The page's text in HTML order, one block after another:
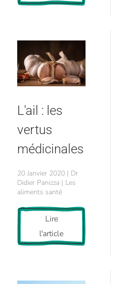
L'ail : les
vertus
médicinales
20 Janvier 2020 | Dr
Didier Panizza | Les
aliments santé
Lire
l'article